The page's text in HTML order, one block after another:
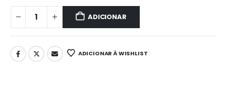
ADICIONAR
ADICIONAR À WISHLIST